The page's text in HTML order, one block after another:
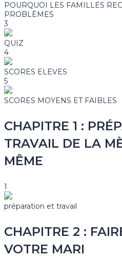
POURQUOI LES FAMILLES
PROBLÈMES
3
QUIZ
4
SCORES ELEVES
5
SCORES MOYENS ET FAIBLES
CHAPITRE 1 :
TRAVAIL DE LA
MÊME
1
préparation et travail
CHAPITRE 2 :
VOTRE MARI